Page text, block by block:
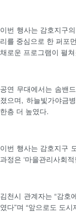
이번 행사는 감호지구
리를 중심으로 한 퍼포
채로운 프로그램이 펼
공연 무대에서는 솜밴
졌으며, 하늘빛가야금
한층 더 높였다.
이번 행사는 감호지구
과정은 ‘마을관리사회
김천시 관계자는 “감
였다”며 “앞으로도 도